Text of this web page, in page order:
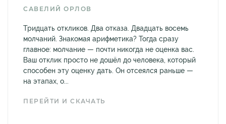
САВЕЛИЙ ОРЛОВ
Тридцать откликов. Два отказа. Двадцать восемь
молчаний. Знакомая арифметика? Тогда сразу
главное: молчание — почти никогда не оценка вас.
Ваш отклик просто не дошёл до человека, который
способен эту оценку дать. Он отсеялся раньше —
на этапах, о...
ПЕРЕЙТИ И СКАЧАТЬ